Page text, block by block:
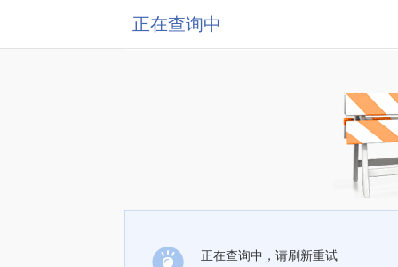
正在查询中
正在查询中，请刷新重试